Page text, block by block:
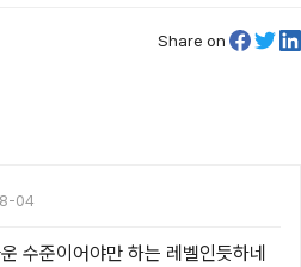
Share on
04
수준이어야만 하는 레벨인듯하네